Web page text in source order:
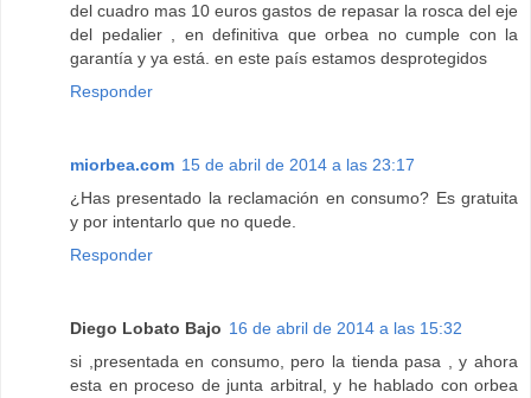
del cuadro mas 10 euros gastos de repasar la rosca del eje
del pedalier , en definitiva que orbea no cumple con la
garantía y ya está. en este país estamos desprotegidos
Responder
miorbea.com 15 de abril de 2014 a las 23:17
¿Has presentado la reclamación en consumo? Es gratuita
y por intentarlo que no quede.
Responder
Diego Lobato Bajo 16 de abril de 2014 a las 15:32
si ,presentada en consumo, pero la tienda pasa , y ahora
esta en proceso de junta arbitral, y he hablado con orbea